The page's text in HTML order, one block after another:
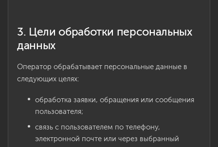
3. Цели обработки персональных
данных
Оператор обрабатывает персональные данные в
следующих целях:
обработка заявки, обращения или сообщения
пользователя;
связь с пользователем по телефону,
электронной почте или через выбранный